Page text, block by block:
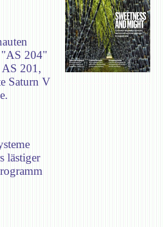
"AS 204"
AS 201,
Saturn V
lästiger